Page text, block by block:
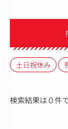
土日祝休み
検索結果は０件で